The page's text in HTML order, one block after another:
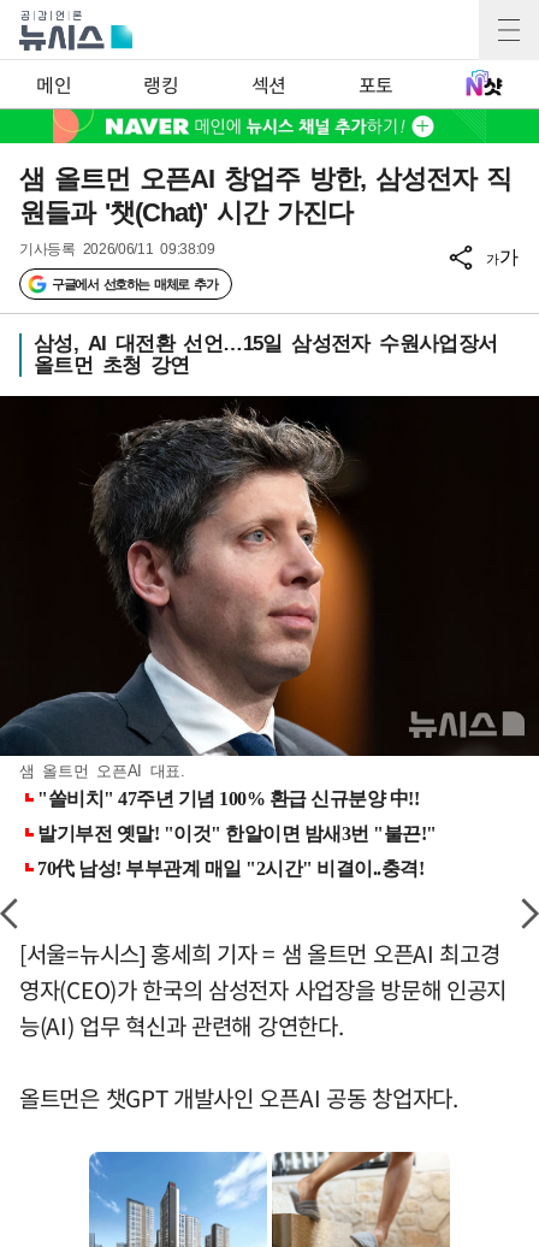
메인 랭킹 섹션 포토
샘 올트먼 오픈AI 창업주 방한, 삼성전자 직
원들과 '챗(Chat)' 시간 가진다
기사등록 2026/06/11 09:38:09
구글에서 선호하는 매체로 추가
가가
삼성, AI 대전환 선언…15일 삼성전자 수원사업장서
올트먼 초청 강연
샘 올트먼 오픈AI 대표.
[서울=뉴시스] 홍세희 기자 = 샘 올트먼 오픈AI 최고경
영자(CEO)가 한국의 삼성전자 사업장을 방문해 인공지
능(AI) 업무 혁신과 관련해 강연한다.
올트먼은 챗GPT 개발사인 오픈AI 공동 창업자다.